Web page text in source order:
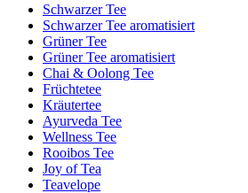
Schwarzer Tee
Schwarzer Tee aromatisiert
Grüner Tee
Grüner Tee aromatisiert
Chai & Oolong Tee
Früchtetee
Kräutertee
Ayurveda Tee
Wellness Tee
Rooibos Tee
Joy of Tea
Teavelope